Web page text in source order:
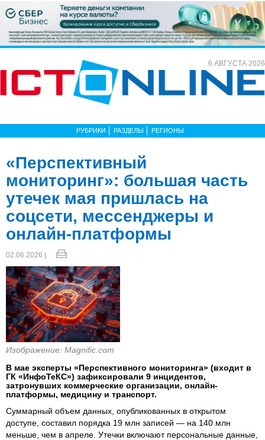
6 АВГУСТА 2026
РУБРИКИ РАЗДЕЛЫ РЕГИОНЫ
«Перспективный
мониторинг»: большая часть
утечек мая пришлась на
соцсети, мессенджеры и
онлайн-платформы
02.06.2026 |
Изображение: Magnific.com
В мае эксперты «Перспективного мониторинга» (входит в
ГК «ИнфоТеКС») зафиксировали 9 инцидентов,
затронувших коммерческие организации, онлайн-
платформы, медицину и транспорт.
Суммарный объем данных, опубликованных в открытом
доступе, составил порядка 19 млн записей — на 140 млн
меньше, чем в апреле. Утечки включают персональные данные,